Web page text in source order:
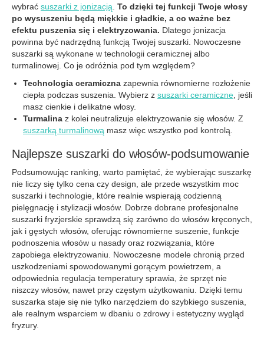
wybrać suszarki z jonizacją To dzięki tej funkcji Twoje włosy
po wysuszeniu będą miękkie i gładkie, a co ważne bez
efektu puszenia się i elektryzowania. Dlatego jonizacja
powinna być nadrzędną funkcją Twojej suszarki. Nowoczesne
suszarki są wykonane w technologii ceramicznej albo
turmalinowej. Co je odróżnia pod tym względem?
Technologia ceramiczna zapewnia równomierne rozłożenie
ciepła podczas suszenia. Wybierz z suszarki ceramiczne , jeśli
masz cienkie i delikatne włosy.
Turmalina z kolei neutralizuje elektryzowanie się włosów. Z
suszarką turmalinową masz więc wszystko pod kontrolą.
Najlepsze suszarki do włosów-podsumowanie
Podsumowując ranking, warto pamiętać, że wybierając suszarkę
nie liczy się tylko cena czy design, ale przede wszystkim moc
suszarki i technologie, które realnie wspierają codzienną
pielęgnację i stylizacji włosów. Dobrze dobrane profesjonalne
suszarki fryzjerskie sprawdzą się zarówno do włosów kręconych,
jak i gęstych włosów, oferując równomierne suszenie, funkcje
podnoszenia włosów u nasady oraz rozwiązania, które
zapobiega elektryzowaniu. Nowoczesne modele chronią przed
uszkodzeniami spowodowanymi gorącym powietrzem, a
odpowiednia regulacja temperatury sprawia, że sprzęt nie
niszczy włosów, nawet przy częstym użytkowaniu. Dzięki temu
suszarka staje się nie tylko narzędziem do szybkiego suszenia,
ale realnym wsparciem w dbaniu o zdrowy i estetyczny wygląd
fryzury.